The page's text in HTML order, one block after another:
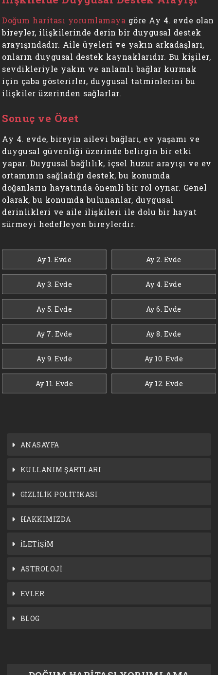
Doğum haritası yorumlamaya göre Ay 4. evde olan
bireyler, ilişkilerinde derin bir duygusal destek
arayışındadır. Aile üyeleri ve yakın arkadaşları,
onların duygusal destek kaynaklarıdır. Bu kişiler,
sevdikleriyle yakın ve anlamlı bağlar kurmak
için çaba gösterirler, duygusal tatminlerini bu
ilişkiler üzerinden sağlarlar.
Sonuç ve Özet
Ay 4. evde, bireyin ailevi bağları, ev yaşamı ve
duygusal güvenliği üzerinde belirgin bir etki
yapar. Duygusal bağlılık, içsel huzur arayışı ve ev
ortamının sağladığı destek, bu konumda
doğanların hayatında önemli bir rol oynar. Genel
olarak, bu konumda bulunanlar, duygusal
derinlikleri ve aile ilişkileri ile dolu bir hayat
sürmeyi hedefleyen bireylerdir.
Ay 1. Evde Ay 2. Evde
Ay 3. Evde Ay 4. Evde
Ay 5. Evde Ay 6. Evde
Ay 7. Evde Ay 8. Evde
Ay 9. Evde Ay 10. Evde
Ay 11. Evde Ay 12. Evde
ANASAYFA
KULLANIM ŞARTLARI
GİZLİLİK POLİTİKASI
HAKKIMIZDA
İLETİŞİM
ASTROLOJİ
EVLER
BLOG